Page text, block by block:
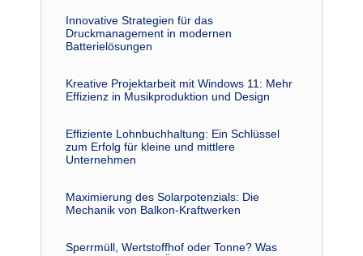
Innovative Strategien für das
Druckmanagement in modernen
Batterielösungen
Kreative Projektarbeit mit Windows 11: Mehr
Effizienz in Musikproduktion und Design
Effiziente Lohnbuchhaltung: Ein Schlüssel
zum Erfolg für kleine und mittlere
Unternehmen
Maximierung des Solarpotenzials: Die
Mechanik von Balkon-Kraftwerken
Sperrmüll, Wertstoffhof oder Tonne? Was